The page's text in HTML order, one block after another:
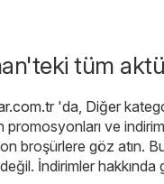
tüm
'da, Diğer
promosyonları ve
broşürlere göz atın.
değil. İndirimler